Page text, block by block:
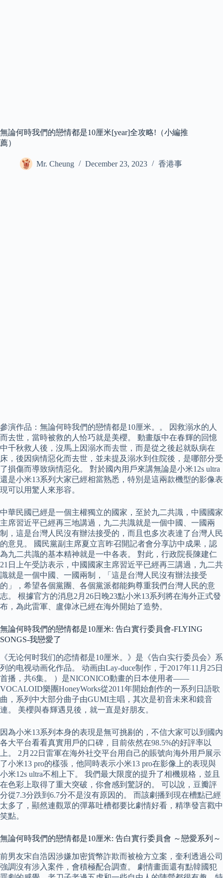
無論何時我們的戀情都是10厘米[year]全攻略!（小編推
薦）
Mr. Cheung December 23, 2023 香港事
參演作品：無論何時我們的戀情都是10厘米。。 因救溺水的人
而去世，當時被救的人恰巧就是美櫻。 動畫版中在春輝的回憶
中千秋救人後，沒馬上因溺水而去世，而是從之後起就臥病在
床，後因病情惡化而去世，並未提及溺水到住院後，是哪部分受
了損傷而導致病情惡化。 對於國內用戶來講無論是小米12s ultra
還是小米13系列大家已經相當熟悉，特別是這兩款機型的影像表
現可以用驚人來形容。
中華民國已經是一個主權獨立的國家，至於九二共識，中國國家
主席習近平已經再三地講過，九二共識就是一個中國、一國兩
制，這是台灣人民沒有辦法接受的，而且也多次表達了台灣人民
的意見。 國民黨副主席夏立言昨召開記者會分享訪中成果，認
為九二共識的基本精神就是一中各表。 對此，行政院長陳建仁
21日上午受訪表示，中國國家主席習近平已經再三講過，九二共
識就是一個中國、一國兩制，「這是台灣人民沒有辦法接受
的」，希望各個黨團、各個黨派都能夠尊重我們台灣人民的意
志。 根據官方的消息2月26日晚23點小米13系列將在海外正式發
布，為此雷軍、盧偉冰已經在海外開始了造勢。
無論何時我們的戀情都是10厘米: 告白實行委員會-FLYING
SONGS-我戀愛了
《无论何时我们的恋情都是10厘米。》是《告白实行委员会》系
列的电视动画化作品。 动画由Lay-duce制作，于2017年11月25日
首播，共6集。 ）是NICONICO動畫的日本使用者——
VOCALOID樂團HoneyWorks從2011年開始創作的一系列日語歌
曲，系列中大部分曲子由GUMI主唱，其次是初音未來和鏡音
連。 美櫻與春輝遇見後，就一直是好朋友。
因為小米13系列本身的表現是無可挑剔的，不信大家可以到國內
各大平台看看真實用戶的口碑，目前依然在98.5%的好評率以
上。 2月22日雷軍在海外社交平台用自己的賬號向海外用戶展示
了小米13 pro的樣張，他同時表示小米13 pro在影像上的表現與
小米12s ultra不相上下。 我們最大限度的提升了相機規格，並且
在色彩上取得了重大突破，你會感到驚訝的。 可以說，豆瓣評
分從7.3分跌到6.7分不是沒有原因的。 而該劇播到現在槽點已經
太多了，顯然連觀眾的彈幕吐槽都要比劇情好看，精準發言戳中
笑點。
無論何時我們的戀情都是10厘米: 告白實行委員會 ～戀愛系列～
前男友宋自浩因涉嫌加密貨幣詐欺而被檢方立案，奎利透過公司
強調沒有涉入案件，會積極配合調查。 劇情畫面還有點韓國犯